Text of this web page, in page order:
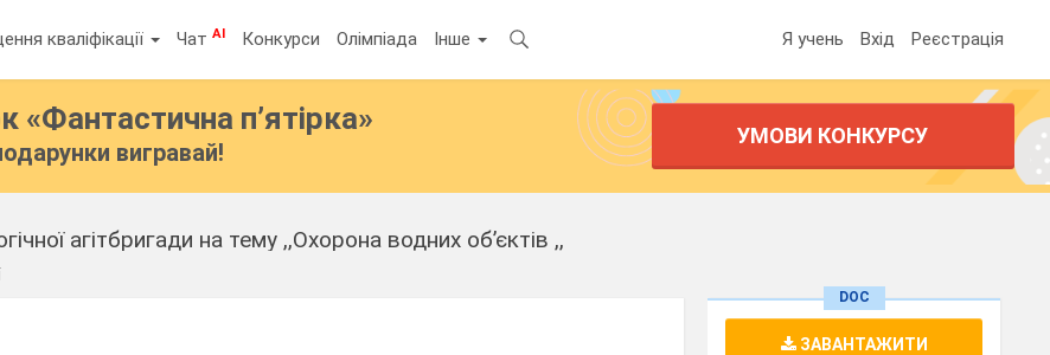
кваліфікації ЧатAI Конкурси Олімпіада Інше Я учень Вхід Реєстрація
«Фантастична п’ятірка»
вигравай!
УМОВИ КОНКУРСУ
агітбригади на тему ,,Охорона водних об’єктів ,,
DOC
ЗАВАНТАЖИТИ